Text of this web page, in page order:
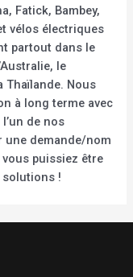
Fatick, Bambey,
vélos électriques
partout dans le
le
Thaïlande. Nous
à long terme avec
de nos
une demande/nom
vous puissiez être
!